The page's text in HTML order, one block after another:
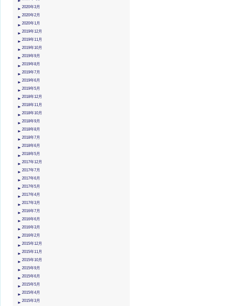
2020年3月
2020年2月
2020年1月
2019年12月
2019年11月
2019年10月
2019年9月
2019年8月
2019年7月
2019年6月
2019年5月
2018年12月
2018年11月
2018年10月
2018年9月
2018年8月
2018年7月
2018年6月
2018年5月
2017年12月
2017年7月
2017年6月
2017年5月
2017年4月
2017年3月
2016年7月
2016年6月
2016年3月
2016年2月
2015年12月
2015年11月
2015年10月
2015年9月
2015年6月
2015年5月
2015年4月
2015年3月